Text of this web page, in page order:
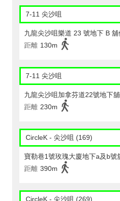
7-11 尖沙咀
九龍尖沙咀樂道 23 號地下 B 舖
距離 130m
7-11 尖沙咀
九龍尖沙咀加拿芬道22號地下
距離 230m
CircleK - 尖沙咀 (169)
寶勒巷1號玫瑰大廈地下a及b號
距離 390m
CircleK - 尖沙咀 (269)